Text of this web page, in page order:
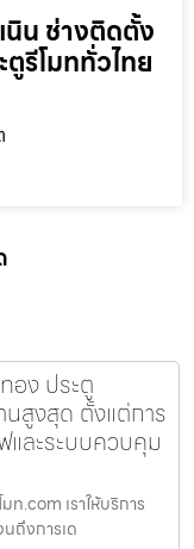
นิน ช่างติดตั้ง
รีโมททั่วไทย
อง ประตู
นสูงสุด ตั้งแต่การ
และระบบควบคุม
.com เราให้บริการ
ถึงการเด